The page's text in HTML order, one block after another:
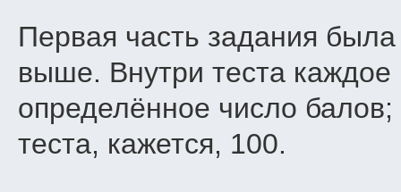
Первая часть задания
выше. Внутри теста
определённое число
теста, кажется, 100.